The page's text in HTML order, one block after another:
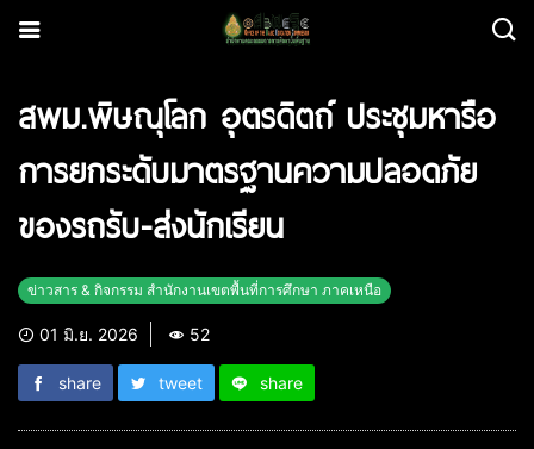
สพม.พิษณุโลก อุตรดิตถ์ ประชุมหารือ
การยกระดับมาตรฐานความปลอดภัย
ของรถรับ-ส่งนักเรียน
ข่าวสาร & กิจกรรม สำนักงานเขตพื้นที่การศึกษา ภาคเหนือ
01 มิ.ย. 2026 52
share tweet share